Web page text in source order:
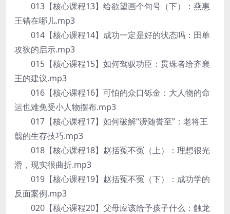
013【核心课程13】给欲望画个句号（下）：燕惠
王错在哪儿.mp3
014【核心课程14】成功一定是好的状态吗：田单
攻狄的启示.mp3
015【核心课程15】如何驾驭功臣：贯珠者给齐襄
王的建议.mp3
016【核心课程16】可怕的众口铄金：大人物的命
运也难免受小人物摆布.mp3
017【核心课程17】如何破解“谤随誉至”：老将王
翦的生存技巧.mp3
018【核心课程18】赵括冤不冤（上）：理想很光
滑，现实很曲折.mp3
019【核心课程19】赵括冤不冤（下）：成功学的
反面案例.mp3
020【核心课程20】父母应该给予孩子什么：触龙